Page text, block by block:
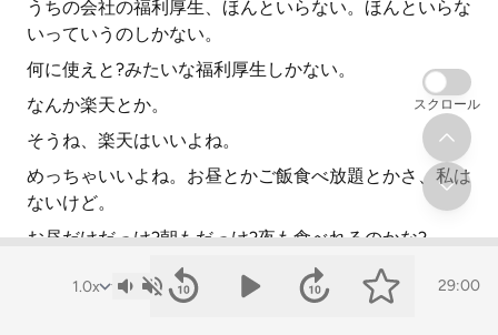
うちの会社の福利厚生、ほんといらない。ほんといらな
いっていうのしかない。
何に使えと?みたいな福利厚生しかない。
なんか楽天とか。
そうね、楽天はいいよね。
めっちゃいいよね。お昼とかご飯食べ放題とかさ、私は
ないけど。
お昼だけだっけ?朝もだっけ?夜も食べれるのかな?
多分朝昼はいつでも食べられる。
29:00
スクロール